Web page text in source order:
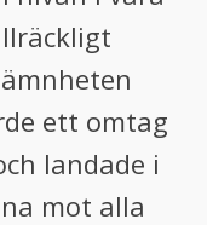
ett omtag
landade i
mot alla